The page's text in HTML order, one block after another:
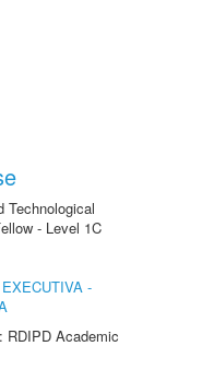
Technological
- Level 1C
-
RDIPD Academic